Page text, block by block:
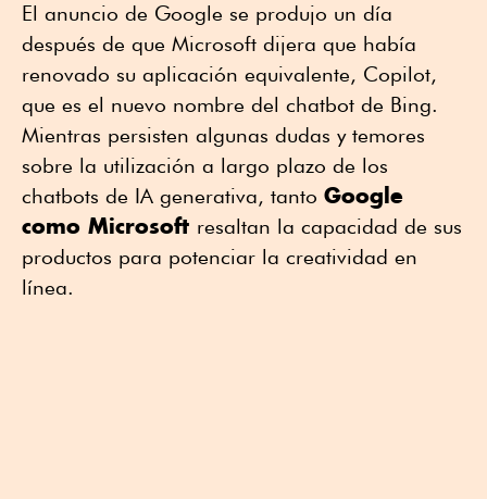
El anuncio de Google se produjo un día
después de que Microsoft dijera que había
renovado su aplicación equivalente, Copilot,
que es el nuevo nombre del chatbot de Bing.
Mientras persisten algunas dudas y temores
sobre la utilización a largo plazo de los
chatbots de IA generativa, tanto Google
como Microsoft resaltan la capacidad de sus
productos para potenciar la creatividad en
línea.